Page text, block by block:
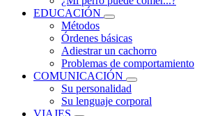
EDUCACIÓN
Métodos
Órdenes básicas
Adiestrar un cachorro
Problemas de comportamiento
COMUNICACIÓN
Su personalidad
Su lenguaje corporal
VIAJES